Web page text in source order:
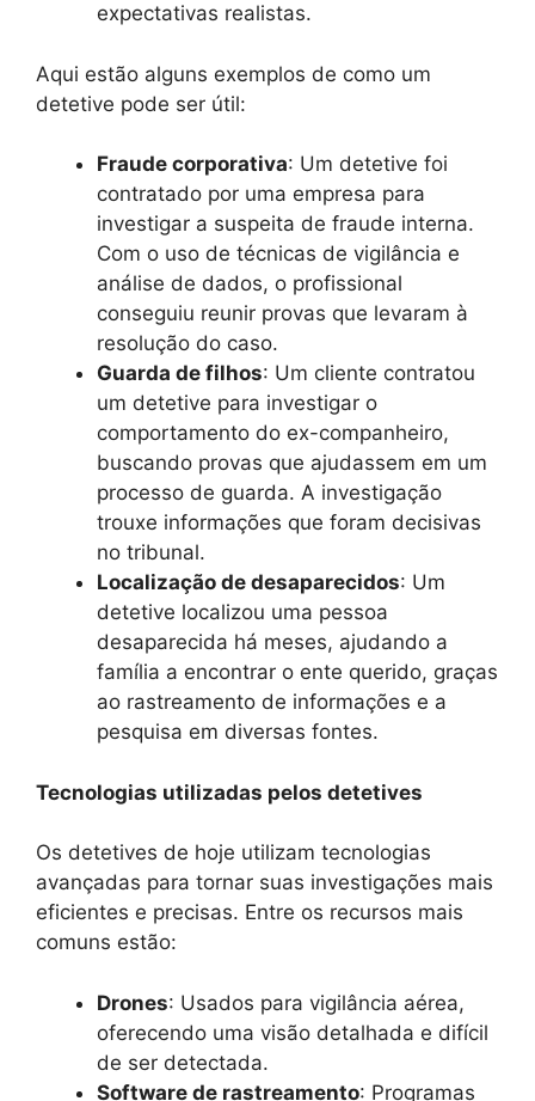
expectativas realistas.
Aqui estão alguns exemplos de como um
detetive pode ser útil:
Fraude corporativa: Um detetive foi
contratado por uma empresa para
investigar a suspeita de fraude interna.
Com o uso de técnicas de vigilância e
análise de dados, o profissional
conseguiu reunir provas que levaram à
resolução do caso.
Guarda de filhos: Um cliente contratou
um detetive para investigar o
comportamento do ex-companheiro,
buscando provas que ajudassem em um
processo de guarda. A investigação
trouxe informações que foram decisivas
no tribunal.
Localização de desaparecidos: Um
detetive localizou uma pessoa
desaparecida há meses, ajudando a
família a encontrar o ente querido, graças
ao rastreamento de informações e a
pesquisa em diversas fontes.
Tecnologias utilizadas pelos detetives
Os detetives de hoje utilizam tecnologias
avançadas para tornar suas investigações mais
eficientes e precisas. Entre os recursos mais
comuns estão:
Drones: Usados para vigilância aérea,
oferecendo uma visão detalhada e difícil
de ser detectada.
Software de rastreamento: Programas